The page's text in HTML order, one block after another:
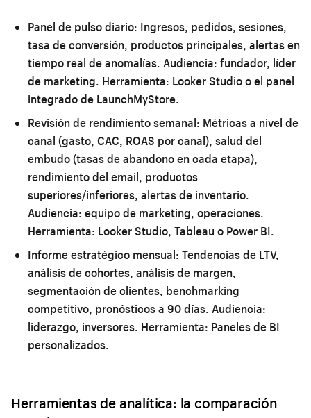
Panel de pulso diario: Ingresos, pedidos, sesiones,
tasa de conversión, productos principales, alertas en
tiempo real de anomalías. Audiencia: fundador, líder
de marketing. Herramienta: Looker Studio o el panel
integrado de LaunchMyStore.
Revisión de rendimiento semanal: Métricas a nivel de
canal (gasto, CAC, ROAS por canal), salud del
embudo (tasas de abandono en cada etapa),
rendimiento del email, productos
superiores/inferiores, alertas de inventario.
Audiencia: equipo de marketing, operaciones.
Herramienta: Looker Studio, Tableau o Power BI.
Informe estratégico mensual: Tendencias de LTV,
análisis de cohortes, análisis de margen,
segmentación de clientes, benchmarking
competitivo, pronósticos a 90 días. Audiencia:
liderazgo, inversores. Herramienta: Paneles de BI
personalizados.
Herramientas de analítica: la comparación